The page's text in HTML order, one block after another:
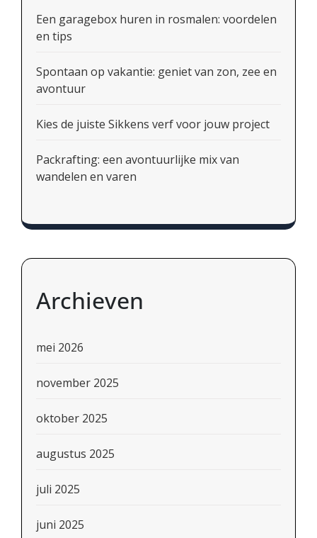
Een garagebox huren in rosmalen: voordelen
en tips
Spontaan op vakantie: geniet van zon, zee en
avontuur
Kies de juiste Sikkens verf voor jouw project
Packrafting: een avontuurlijke mix van
wandelen en varen
Archieven
mei 2026
november 2025
oktober 2025
augustus 2025
juli 2025
juni 2025